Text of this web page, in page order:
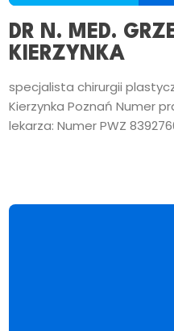
DR N. MED.
KIERZYNKA
specjalista chirurgii
Kierzynka Poznań Numer
lekarza: Numer PWZ